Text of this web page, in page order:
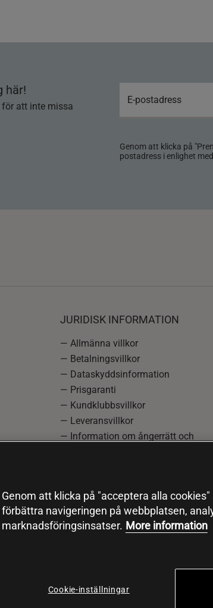
här!
att inte missa
Genom att klicka på
postadress i enlighet
JURIDISK INFORMATION
— Allmänna villkor
— Betalningsvillkor
— Dataskyddsinformation
— Prisgaranti
— Kundklubbsvillkor
— Leveransvillkor
— Information om ångerrätt och
Genom att klicka på "acceptera alla
förbättra navigeringen på webbplatsen,
marknadsföringsinsatser. More information
Cookie-inställningar